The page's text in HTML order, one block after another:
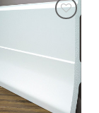
önskelistan